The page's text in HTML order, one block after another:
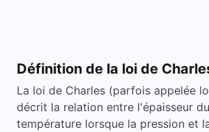
Définition de la loi de
La loi de Charles (parfois appelée
décrit la relation entre l'épaisseur
température lorsque la pression et